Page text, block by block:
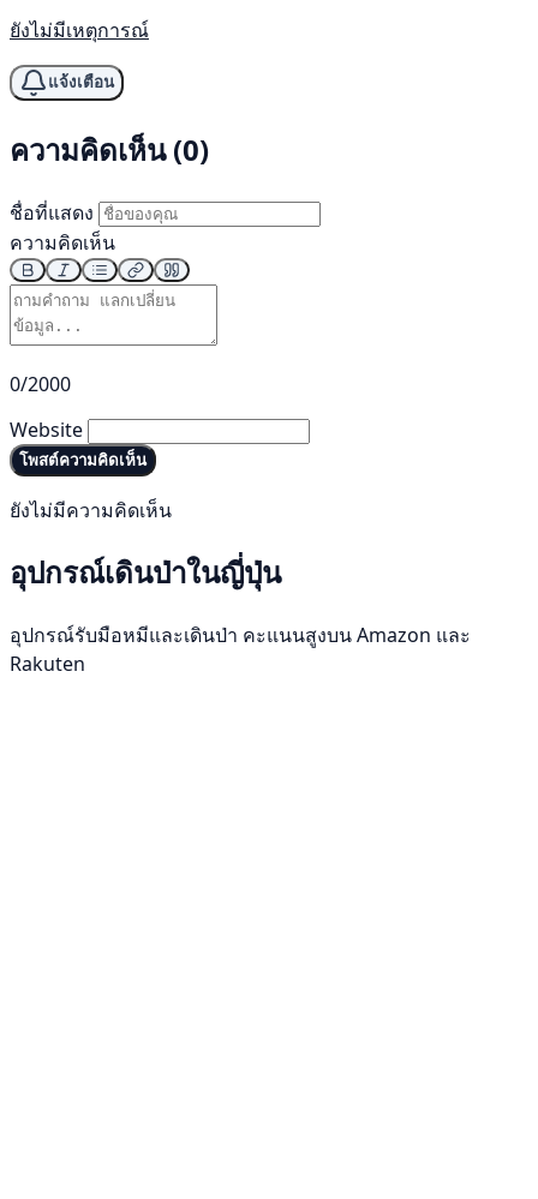
ยังไม่มีเหตุการณ์
แจ้งเตือน
ความคิดเห็น (0)
ชื่อที่แสดง
ความคิดเห็น
0/2000
Website
โพสต์ความคิดเห็น
ยังไม่มีความคิดเห็น
อุปกรณ์เดินป่าในญี่ปุ่น
อุปกรณ์รับมือหมีและเดินป่า คะแนนสูงบน Amazon และ
Rakuten